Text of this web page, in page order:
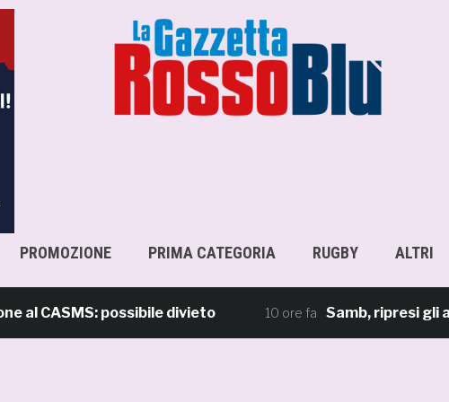
PROMOZIONE PRIMA CATEGORIA RUGBY ALTRI
possibile divieto 10 ore fa Samb, ripresi gli